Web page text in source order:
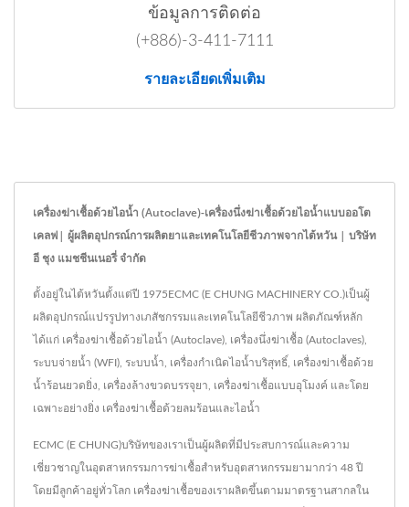
ข้อมูลการติดต่อ
(+886)-3-411-7111
รายละเอียดเพิ่มเติม
เครื่องฆ่าเชื้อด้วยไอน้ำ (Autoclave)-เครื่องนึ่งฆ่าเชื้อด้วยไอน้ำแบบออโต
เคลฟ| ผู้ผลิตอุปกรณ์การผลิตยาและเทคโนโลยีชีวภาพจากไต้หวัน | บริษัท
อี ชุง แมชชีนเนอรี่ จำกัด
ตั้งอยู่ในไต้หวันตั้งแต่ปี 1975ECMC (E CHUNG MACHINERY CO.)เป็นผู้
ผลิตอุปกรณ์แปรรูปทางเภสัชกรรมและเทคโนโลยีชีวภาพ ผลิตภัณฑ์หลัก
ได้แก่ เครื่องฆ่าเชื้อด้วยไอน้ำ (Autoclave), เครื่องนึ่งฆ่าเชื้อ (Autoclaves),
ระบบจ่ายน้ำ (WFI), ระบบน้ำ, เครื่องกำเนิดไอน้ำบริสุทธิ์, เครื่องฆ่าเชื้อด้วย
น้ำร้อนยวดยิ่ง, เครื่องล้างขวดบรรจุยา, เครื่องฆ่าเชื้อแบบอุโมงค์ และโดย
เฉพาะอย่างยิ่ง เครื่องฆ่าเชื้อด้วยลมร้อนและไอน้ำ
ECMC (E CHUNG)บริษัทของเราเป็นผู้ผลิตที่มีประสบการณ์และความ
เชี่ยวชาญในอุตสาหกรรมการฆ่าเชื้อสำหรับอุตสาหกรรมยามากว่า 48 ปี
โดยมีลูกค้าอยู่ทั่วโลก เครื่องฆ่าเชื้อของเราผลิตขึ้นตามมาตรฐานสากลใน